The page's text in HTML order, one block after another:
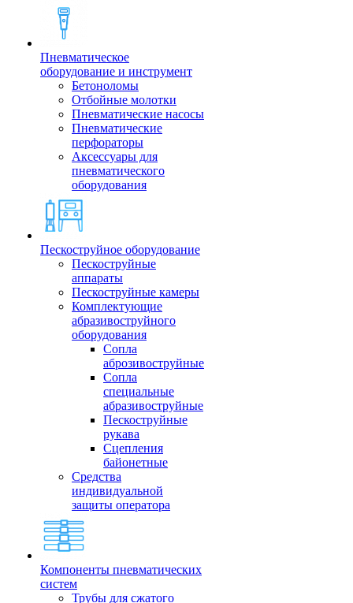
Пневматическое
оборудование и инструмент
Бетоноломы
Отбойные молотки
Пневматические насосы
Пневматические
перфораторы
Аксессуары для
пневматического
оборудования
Пескоструйное оборудование
Пескоструйные
аппараты
Пескоструйные камеры
Комплектующие
абразивоструйного
оборудования
Сопла
аброзивоструйные
Сопла
специальные
абразивоструйные
Пескоструйные
рукава
Сцепления
байонетные
Средства
индивидуальной
защиты оператора
Компоненты пневматических
систем
Трубы для сжатого